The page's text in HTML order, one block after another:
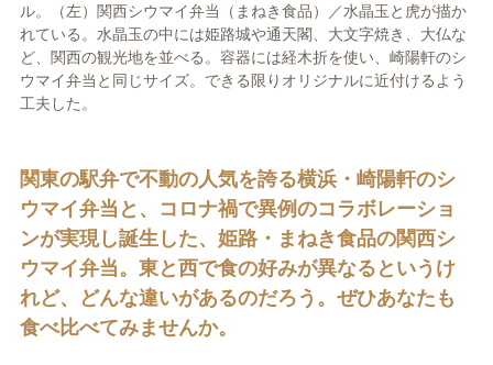
ル。（左）関西シウマイ弁当（まねき食品）／水晶玉と虎が描か
れている。水晶玉の中には姫路城や通天閣、大文字焼き、大仏な
ど、関西の観光地を並べる。容器には経木折を使い、崎陽軒のシ
ウマイ弁当と同じサイズ。できる限りオリジナルに近付けるよう
工夫した。
関東の駅弁で不動の人気を誇る横浜・崎陽軒のシ
ウマイ弁当と、コロナ禍で異例のコラボレーショ
ンが実現し誕生した、姫路・まねき食品の関西シ
ウマイ弁当。東と西で食の好みが異なるというけ
れど、どんな違いがあるのだろう。ぜひあなたも
食べ比べてみませんか。